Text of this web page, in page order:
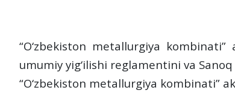
“O‘zbekiston metallurgiya
umumiy yig‘ilishi reglamentini va
“O‘zbekiston metallurgiya kombinati”